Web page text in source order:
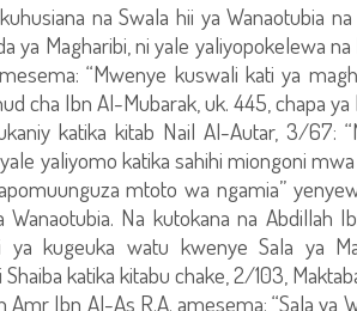
na Swala hii ya Wanaotubia
ya Magharibi, ni yale yaliyopokelewa
“Mwenye kuswali kati ya
cha Ibn Al-Mubarak, uk. 445, chapa
katika kitab Nail Al-Autar, 3/67:
yaliyomo katika sahihi miongoni mwa
mtoto wa ngamia”
Na kutokana na Abdillah
ya kugeuka watu kwenye Sala ya
katika kitabu chake, 2/103,
Ibn Al-As R.A. amesema: “Sala ya